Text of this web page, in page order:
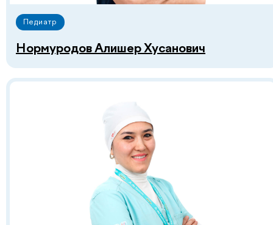
Педиатр
Нормуродов Алишер Хусанович
Не нашли ответ на ваш
вопрос? Оставьте
заявку, и мы ответим!
Перезвоните мне
Нажимая на кнопку «Перезвоните мне», вы даёте
согласие на обработку персональных данных и
соглашаетесь c политикой конфиденциальности